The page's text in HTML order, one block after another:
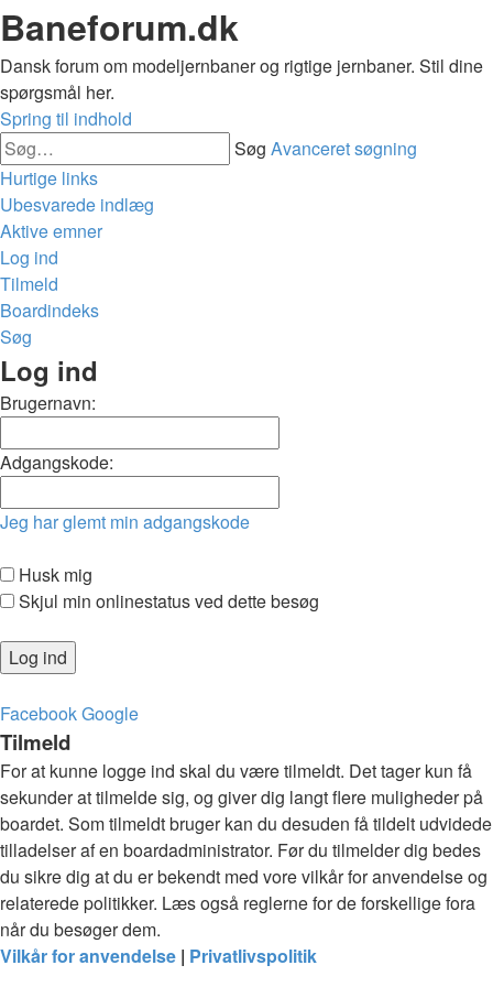
Baneforum.dk
Dansk forum om modeljernbaner og rigtige jernbaner. Stil dine
spørgsmål her.
Spring til indhold
Søg Avanceret søgning
Hurtige links
Ubesvarede indlæg
Aktive emner
Log ind
Tilmeld
Boardindeks
Søg
Log ind
Brugernavn:
Adgangskode:
Jeg har glemt min adgangskode
Husk mig
Skjul min onlinestatus ved dette besøg
FacebookGoogle
Tilmeld
For at kunne logge ind skal du være tilmeldt. Det tager kun få
sekunder at tilmelde sig, og giver dig langt flere muligheder på
boardet. Som tilmeldt bruger kan du desuden få tildelt udvidede
tilladelser af en boardadministrator. Før du tilmelder dig bedes
du sikre dig at du er bekendt med vore vilkår for anvendelse og
relaterede politikker. Læs også reglerne for de forskellige fora
når du besøger dem.
Vilkår for anvendelse | Privatlivspolitik